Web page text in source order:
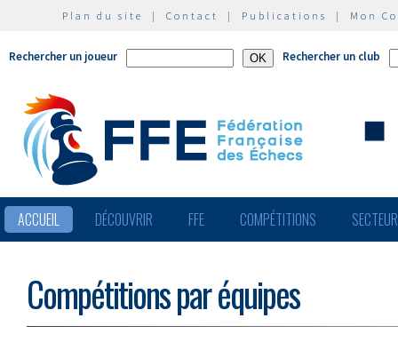
Plan du site | Contact | Publications | Mon
Rechercher un joueur Rechercher un club
ACCUEIL DÉCOUVRIR FFE COMPÉTITIONS
Compétitions par équipes